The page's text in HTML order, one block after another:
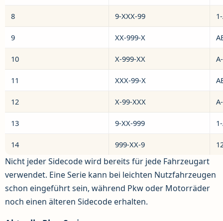
8 9-XXX-99
9 XX-999-X
10 X-999-XX
11 XXX-99-X
12 X-99-XXX
13 9-XX-999
14 999-XX-9
Nicht jeder Sidecode wird bereits für jede Fahrzeugart
verwendet. Eine Serie kann bei leichten Nutzfahrzeugen
schon eingeführt sein, während Pkw oder Motorräder
noch einen älteren Sidecode erhalten.